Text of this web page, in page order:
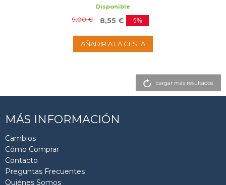
Disponible
9,00 € 8,55 € 5%
AÑADIR A LA CESTA
cargar más resultados
MÁS INFORMACIÓN
Cambios
Cómo Comprar
Contacto
Preguntas Frecuentes
Quiénes Somos